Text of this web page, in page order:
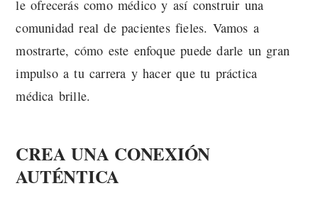
le ofrecerás como médico y así construir una
comunidad real de pacientes fieles. Vamos a
mostrarte, cómo este enfoque puede darle un gran
impulso a tu carrera y hacer que tu práctica
médica brille.
CREA UNA CONEXIÓN
AUTÉNTICA